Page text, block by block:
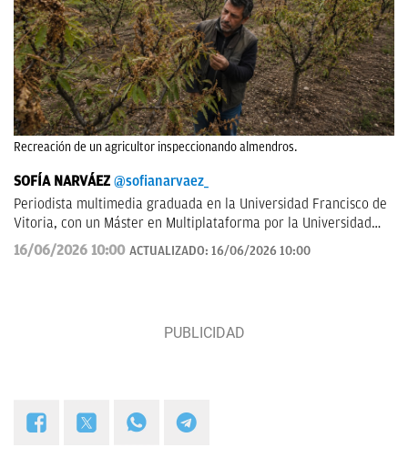
Recreación de un agricultor inspeccionando almendros.
SOFÍA NARVÁEZ @sofianarvaez_
Periodista multimedia graduada en la Universidad Francisco de
Vitoria, con un Máster en Multiplataforma por la Universidad
Loyola. Editora en Lisa News con experiencia en CNN y ABC.
16/06/2026 10:00 ACTUALIZADO: 16/06/2026 10:00